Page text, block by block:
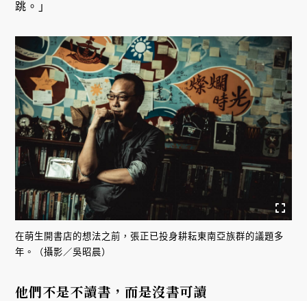
跳。」
在萌生開書店的想法之前，張正已投身耕耘東南亞族群的議題多
年。（攝影／吳昭晨）
他們不是不讀書，而是沒書可讀